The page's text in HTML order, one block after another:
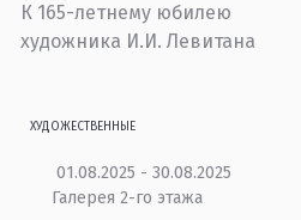
К 165-летнему юбилею
художника И.И. Левитана
ХУДОЖЕСТВЕННЫЕ
01.08.2025 - 30.08.2025
Галерея 2-го этажа